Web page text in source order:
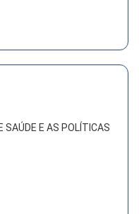
SAÚDE E AS POLÍTICAS